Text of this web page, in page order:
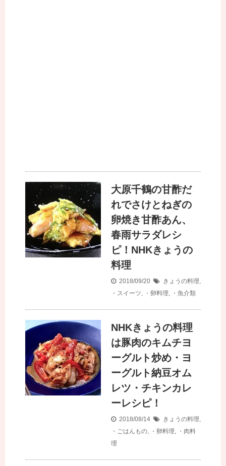
大原千鶴の甘酢だ
れでさけとねぎの
卵焼き甘酢あん、
春雨サラダレシ
ピ！NHKきょうの
料理
2018/09/20 きょうの料理
・スイーツ
・卵料理 ・魚介類
NHKきょうの料理
は豚肉のキムチヨ
ーグルト炒め・ヨ
ーグルト納豆オム
レツ・チキンカレ
ーレシピ！
2018/08/14 きょうの料理
・ごはんもの
・卵料理
・肉料
理